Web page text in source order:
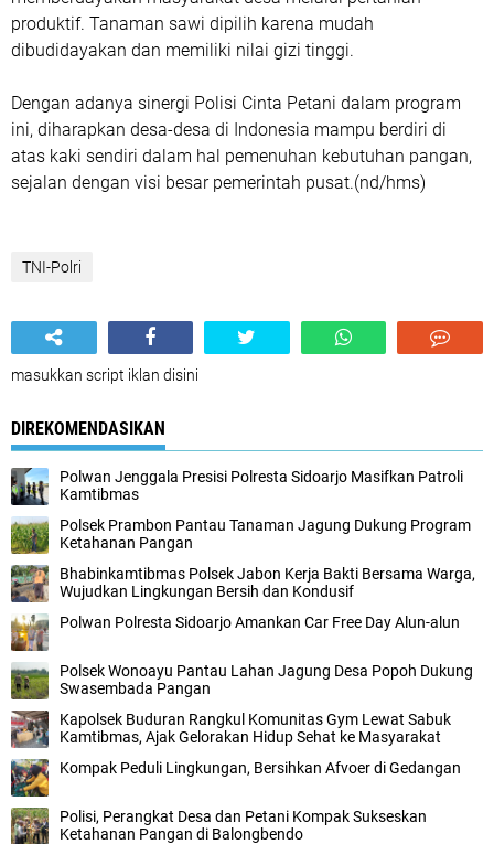
produktif. Tanaman sawi dipilih karena mudah
dibudidayakan dan memiliki nilai gizi tinggi.
Dengan adanya sinergi Polisi Cinta Petani dalam program
ini, diharapkan desa-desa di Indonesia mampu berdiri di
atas kaki sendiri dalam hal pemenuhan kebutuhan pangan,
sejalan dengan visi besar pemerintah pusat.(nd/hms)
TNI-Polri
masukkan script iklan disini
DIREKOMENDASIKAN
Polwan Jenggala Presisi Polresta Sidoarjo Masifkan Patroli
Kamtibmas
Polsek Prambon Pantau Tanaman Jagung Dukung Program
Ketahanan Pangan
Bhabinkamtibmas Polsek Jabon Kerja Bakti Bersama Warga,
Wujudkan Lingkungan Bersih dan Kondusif
Polwan Polresta Sidoarjo Amankan Car Free Day Alun-alun
Polsek Wonoayu Pantau Lahan Jagung Desa Popoh Dukung
Swasembada Pangan
Kapolsek Buduran Rangkul Komunitas Gym Lewat Sabuk
Kamtibmas, Ajak Gelorakan Hidup Sehat ke Masyarakat
Kompak Peduli Lingkungan, Bersihkan Afvoer di Gedangan
Polisi, Perangkat Desa dan Petani Kompak Sukseskan
Ketahanan Pangan di Balongbendo